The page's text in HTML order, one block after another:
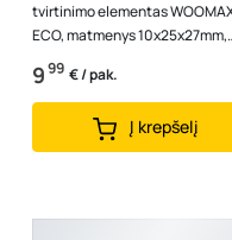
tvirtinimo elementas
ECO, matmenys 10x25x27mm,
juoda spalva, 10 vnt.
999 € / pak.
Į krepšelį